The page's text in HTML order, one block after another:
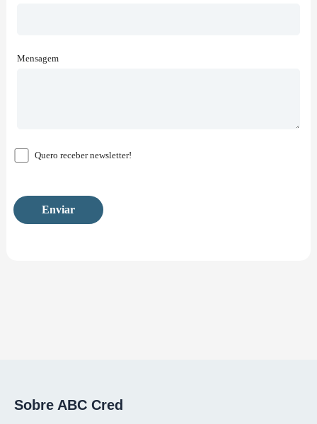
Mensagem
Quero receber newsletter!
Sobre ABC Cred